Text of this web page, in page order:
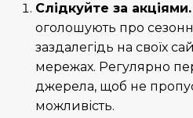
Слідкуйте за акціями.
оголошують про
заздалегідь на своїх
мережах. Регулярно
джерела, щоб не
можливість.